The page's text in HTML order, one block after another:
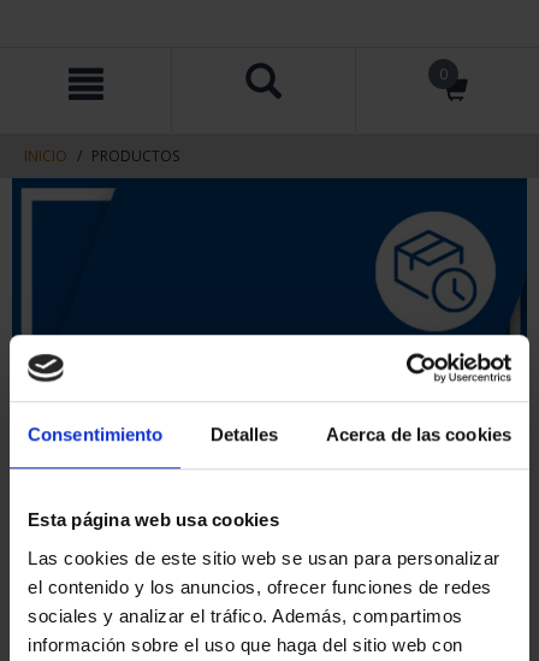
Consentimiento Detalles Acerca de las cookies
Esta página web usa cookies
Las cookies de este sitio web se usan para personalizar
el contenido y los anuncios, ofrecer funciones de redes
sociales y analizar el tráfico. Además, compartimos
información sobre el uso que haga del sitio web con
contenido
men
de
navegacin
INICIO PRODUCTOS
ORDENAR POR: